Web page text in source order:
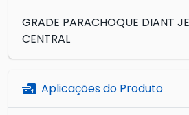
GRADE PARACHOQUE DIANT
CENTRAL
Aplicações do Produto